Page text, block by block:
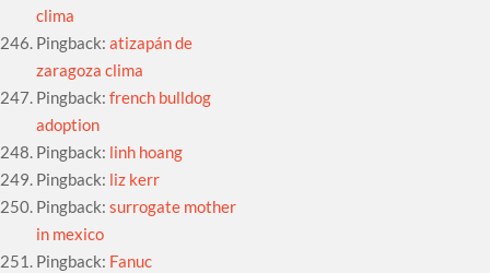
clima
Pingback:atizapán de
zaragoza clima
Pingback:french bulldog
adoption
Pingback: linh hoang
Pingback: liz kerr
Pingback:surrogate mother
in mexico
Pingback: Fanuc